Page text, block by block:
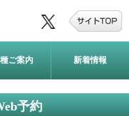
ご案内 新着情報
予約